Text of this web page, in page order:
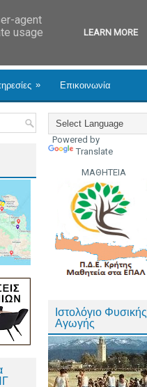
» Επικοινωνία
Powered by
Translate
ΜΑΘΗΤΕΙΑ
Ιστολόγιο Φυσικής
Αγωγής
agent
usage
LEARN MORE